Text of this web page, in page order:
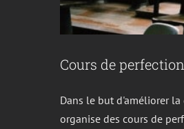
Cours de
Dans le but d'améliorer
organise des cours de